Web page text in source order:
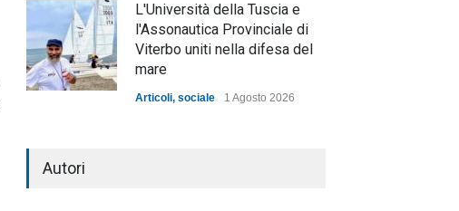
L'Università della Tuscia e
l'Assonautica Provinciale di
Viterbo uniti nella difesa del
mare
Articoli, sociale 1 Agosto 2026
Autori